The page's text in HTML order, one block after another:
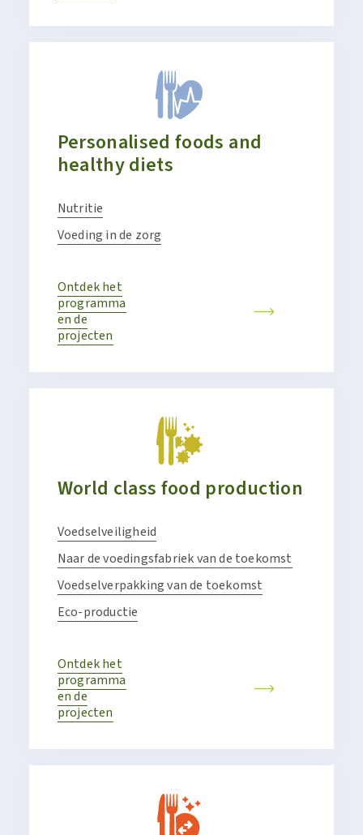
Personalised foods and
healthy diets
Nutritie
Voeding in de zorg
Ontdek het
programma
en de
projecten
World class food production
Voedselveiligheid
Naar de voedingsfabriek van de toekomst
Voedselverpakking van de toekomst
Eco-productie
Ontdek het
programma
en de
projecten